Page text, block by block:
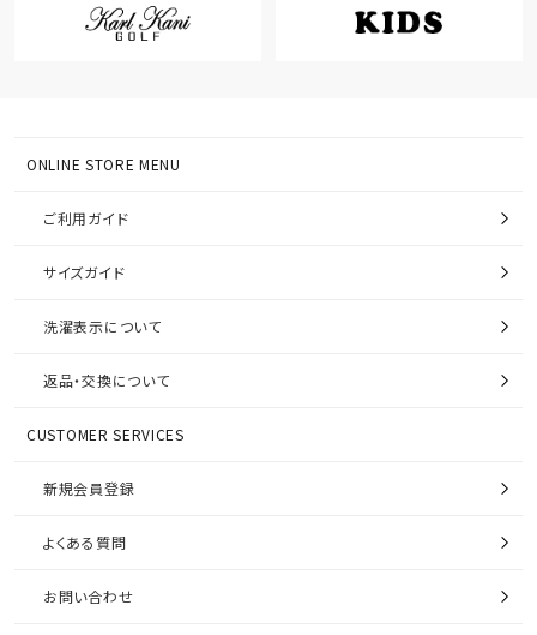
ONLINE STORE MENU
ご利用ガイド
サイズガイド
洗濯表示について
返品・交換について
CUSTOMER SERVICES
新規会員登録
よくある質問
お問い合わせ